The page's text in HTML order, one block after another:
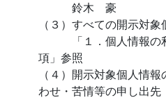
鈴木 豪
（３）すべての開示対
「１．個人情報の利
項」参照
（４）開示対象個人情
わせ・苦情等の申し出先